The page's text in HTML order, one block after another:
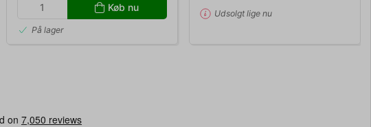
Køb nu
På lager
Udsolgt lige nu